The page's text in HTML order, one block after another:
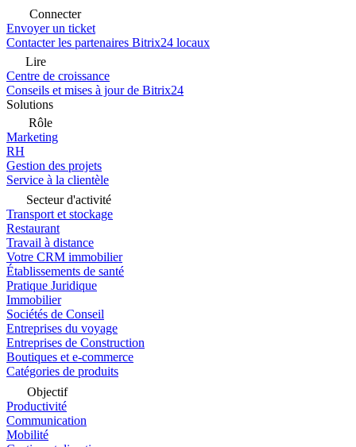
Connecter
Envoyer un ticket
Contacter les partenaires Bitrix24 locaux
Lire
Centre de croissance
Conseils et mises à jour de Bitrix24
Solutions
Rôle
Marketing
RH
Gestion des projets
Service à la clientèle
Secteur d'activité
Transport et stockage
Restaurant
Travail à distance
Votre CRM immobilier
Établissements de santé
Pratique Juridique
Immobilier
Sociétés de Conseil
Entreprises du voyage
Entreprises de Construction
Boutiques et e-commerce
Catégories de produits
Objectif
Productivité
Communication
Mobilité